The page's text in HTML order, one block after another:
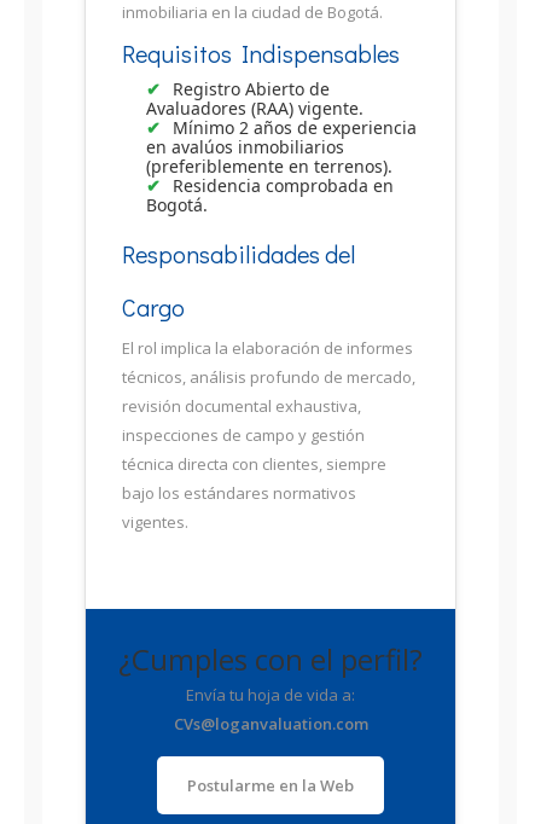
inmobiliaria en la ciudad de Bogotá.
Requisitos Indispensables
Registro Abierto de
Avaluadores (RAA) vigente.
Mínimo 2 años de experiencia
en avalúos inmobiliarios
(preferiblemente en terrenos).
Residencia comprobada en
Bogotá.
Responsabilidades del
Cargo
El rol implica la elaboración de informes
técnicos, análisis profundo de mercado,
revisión documental exhaustiva,
inspecciones de campo y gestión
técnica directa con clientes, siempre
bajo los estándares normativos
vigentes.
¿Cumples con el perfil?
Envía tu hoja de vida a:
CVs@loganvaluation.com
Postularme en la Web